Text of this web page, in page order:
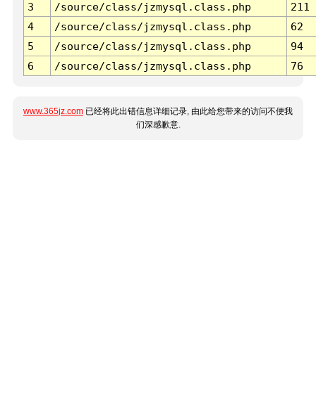
3 /source/class/jzmysql.class.php
211
4
/source/class/jzmysql.class.php
62
5
/source/class/jzmysql.class.php
94
6
/source/class/jzmysql.class.php 76
www.365jz.com 已经将此出错信息详细记录, 由此给您带来的访问不便我
们深感歉意.